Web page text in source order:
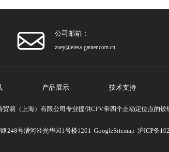
公司邮箱：
zoey@elesa-ganter.com.cn
产品展示 技术支持
贸易（上海）有限公司专业提供CFV.带四个止动定位点的铰
248号漕河泾光华园1号楼1201 GoogleSitemap 沪ICP备